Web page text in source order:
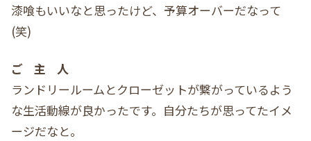
漆喰もいいなと思ったけど、予算オーバーだなって
(笑)
ご主人
ランドリールームとクローゼットが繋がっているよう
な生活動線が良かったです。自分たちが思ってたイメ
ージだなと。